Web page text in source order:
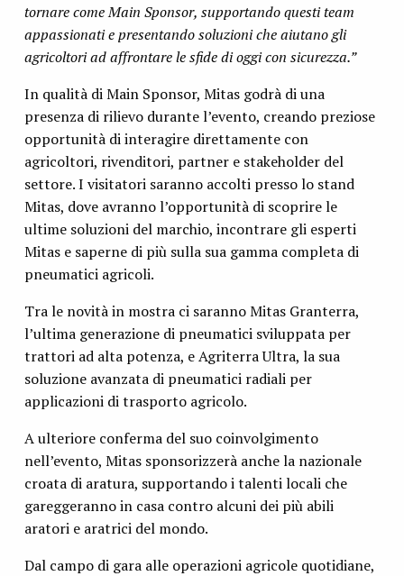
tornare come Main Sponsor, supportando questi team
appassionati e presentando soluzioni che aiutano gli
agricoltori ad affrontare le sfide di oggi con sicurezza.”
In qualità di Main Sponsor, Mitas godrà di una
presenza di rilievo durante l’evento, creando preziose
opportunità di interagire direttamente con
agricoltori, rivenditori, partner e stakeholder del
settore. I visitatori saranno accolti presso lo stand
Mitas, dove avranno l’opportunità di scoprire le
ultime soluzioni del marchio, incontrare gli esperti
Mitas e saperne di più sulla sua gamma completa di
pneumatici agricoli.
Tra le novità in mostra ci saranno Mitas Granterra,
l’ultima generazione di pneumatici sviluppata per
trattori ad alta potenza, e Agriterra Ultra, la sua
soluzione avanzata di pneumatici radiali per
applicazioni di trasporto agricolo.
A ulteriore conferma del suo coinvolgimento
nell’evento, Mitas sponsorizzerà anche la nazionale
croata di aratura, supportando i talenti locali che
gareggeranno in casa contro alcuni dei più abili
aratori e aratrici del mondo.
Dal campo di gara alle operazioni agricole quotidiane,